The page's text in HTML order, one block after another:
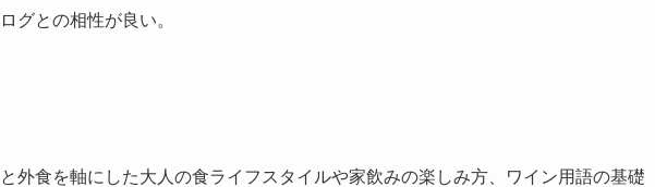
グとの相性が良い。
外食を軸にした大人の食ライフスタイルや家飲みの楽しみ方、ワイン用語の基礎